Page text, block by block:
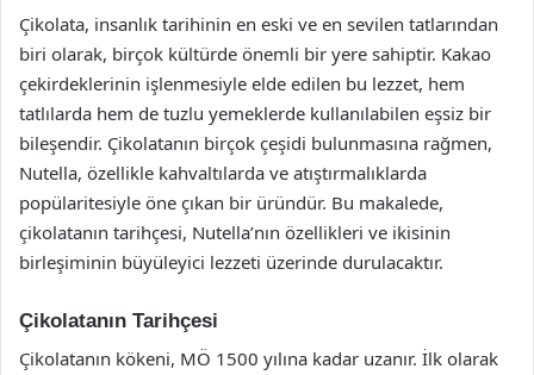
Çikolata, insanlık tarihinin en eski ve en sevilen tatlarından
biri olarak, birçok kültürde önemli bir yere sahiptir. Kakao
çekirdeklerinin işlenmesiyle elde edilen bu lezzet, hem
tatlılarda hem de tuzlu yemeklerde kullanılabilen eşsiz bir
bileşendir. Çikolatanın birçok çeşidi bulunmasına rağmen,
Nutella, özellikle kahvaltılarda ve atıştırmalıklarda
popülaritesiyle öne çıkan bir üründür. Bu makalede,
çikolatanın tarihçesi, Nutella’nın özellikleri ve ikisinin
birleşiminin büyüleyici lezzeti üzerinde durulacaktır.
Çikolatanın Tarihçesi
Çikolatanın kökeni, MÖ 1500 yılına kadar uzanır. İlk olarak